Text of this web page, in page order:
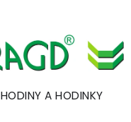
HODINY A HODINKY